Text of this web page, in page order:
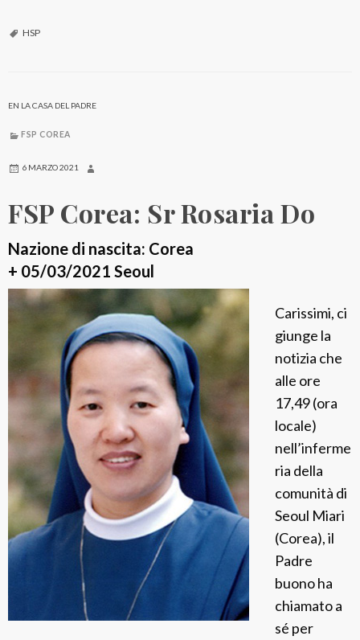
a
s
n
n
r
t
e
HSP
EN LA CASA DEL PADRE
FSP COREA
6 MARZO 2021
FSP Corea: Sr Rosaria Do
Nazione di nascita: Corea
+ 05/03/2021 Seoul
Carissimi, ci
giunge la
notizia che
alle ore
17,49 (ora
locale)
nell’inferme
ria della
comunità di
Seoul Miari
(Corea), il
Padre
buono ha
chiamato a
sé per